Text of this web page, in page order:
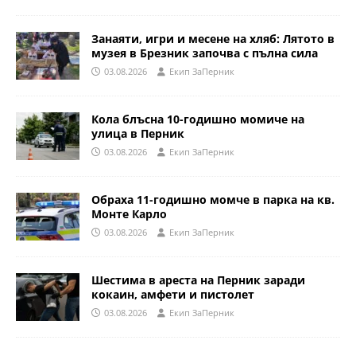
Занаяти, игри и месене на хляб: Лятото в
музея в Брезник започва с пълна сила
03.08.2026 Eкип ЗаПерник
Кола блъсна 10-годишно момиче на
улица в Перник
03.08.2026 Eкип ЗаПерник
Обраха 11-годишно момче в парка на кв.
Монте Карло
03.08.2026 Eкип ЗаПерник
Шестима в ареста на Перник заради
кокаин, амфети и пистолет
03.08.2026 Eкип ЗаПерник